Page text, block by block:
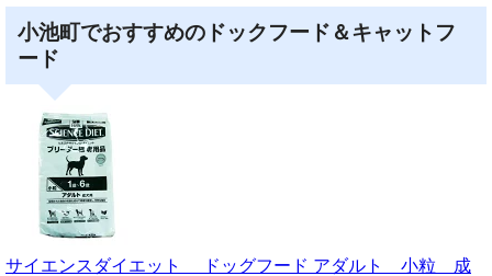
小池町でおすすめのドックフード＆キャットフ
ード
サイエンスダイエット ドッグフード アダルト 小粒 成